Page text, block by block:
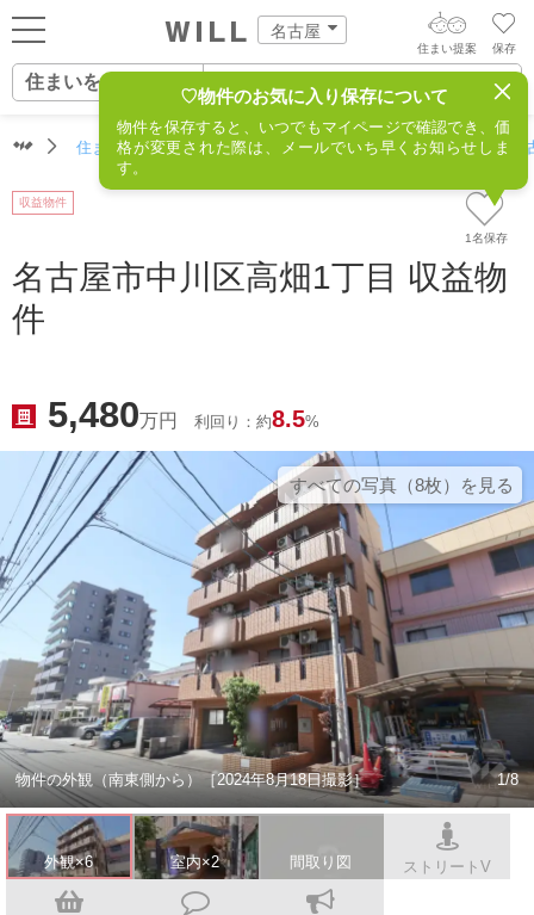
名古屋
ログイン
新規会員登録
住まいを売る
町を知る
店舗案内
スタッフ紹介
会社案内
保存
住まい提案
住まいをさがす
住まいをさがす
自宅の相場をみる
住まい事例をさが
す街・施設をさがす
スタッフをさがす
AIウィルくんの提案
AI住まい提案を受ける
不動産エージェントの提案
相場データを依頼する
住まいをさがす（名古屋） 住所からさがす 不動産(名
♡物件のお気に入り保存について
物件を保存すると、いつでもマイページで確認でき、価
格が変更された際は、メールでいち早くお知らせしま
す。
1名保存
収益物件
名古屋市中川区高畑1丁目 収益物
件
5,480万円 利回り：約8.5%
すべての写真（8枚）を⾒る
物件の外観（南東側から）［2024年8月18日撮影］ 1/8
外観×6 室内×2 間取り図 ストリートV